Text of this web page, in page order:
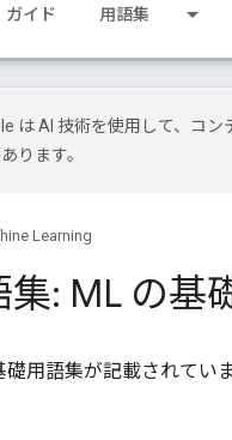
ガイド 用語集
は AI 技術を使用して、コ
ります。
Learning
: ML の基
用語集が記載されてい